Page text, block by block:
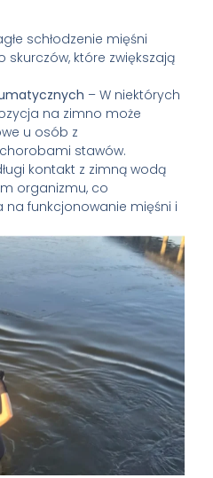
schłodzenie mięśni
które zwiększają
– W niektórych
na zimno może
u osób z
stawów.
kontakt z zimną wodą
organizmu, co
na funkcjonowanie mięśni i